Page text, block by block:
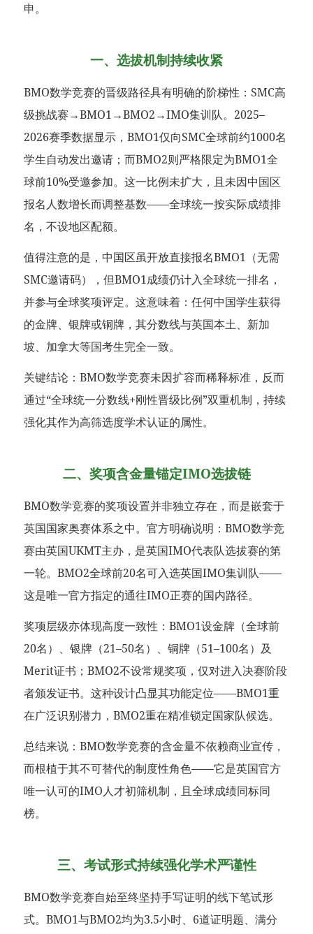
申。
一、选拔机制持续收紧
BMO数学竞赛的晋级路径具有明确的阶梯性：SMC高
级挑战赛→BMO1→BMO2→IMO集训队。2025–
2026赛季数据显示，BMO1仅向SMC全球前约1000名
学生自动发出邀请；而BMO2则严格限定为BMO1全
球前10%受邀参加。这一比例未扩大，且未因中国区
报名人数增长而调整基数——全球统一按实际成绩排
名，不设地区配额。
值得注意的是，中国区虽开放直接报名BMO1（无需
SMC邀请码），但BMO1成绩仍计入全球统一排名，
并参与全球奖项评定。这意味着：任何中国学生获得
的金牌、银牌或铜牌，其分数线与英国本土、新加
坡、加拿大等国考生完全一致。
关键结论：BMO数学竞赛未因扩容而稀释标准，反而
通过“全球统一分数线+刚性晋级比例”双重机制，持续
强化其作为高筛选度学术认证的属性。
二、奖项含金量锚定IMO选拔链
BMO数学竞赛的奖项设置并非独立存在，而是嵌套于
英国国家奥赛体系之中。官方明确说明：BMO数学竞
赛由英国UKMT主办，是英国IMO代表队选拔赛的第
一轮。BMO2全球前20名可入选英国IMO集训队——
这是唯一官方指定的通往IMO正赛的国内路径。
奖项层级亦体现高度一致性：BMO1设金牌（全球前
20名）、银牌（21–50名）、铜牌（51–100名）及
Merit证书；BMO2不设常规奖项，仅对进入决赛阶段
者颁发证书。这种设计凸显其功能定位——BMO1重
在广泛识别潜力，BMO2重在精准锁定国家队候选。
总结来说：BMO数学竞赛的含金量不依赖商业宣传，
而根植于其不可替代的制度性角色——它是英国官方
唯一认可的IMO人才初筛机制，且全球成绩同标同
榜。
三、考试形式持续强化学术严谨性
BMO数学竞赛自始至终坚持手写证明的线下笔试形
式。BMO1与BMO2均为3.5小时、6道证明题、满分